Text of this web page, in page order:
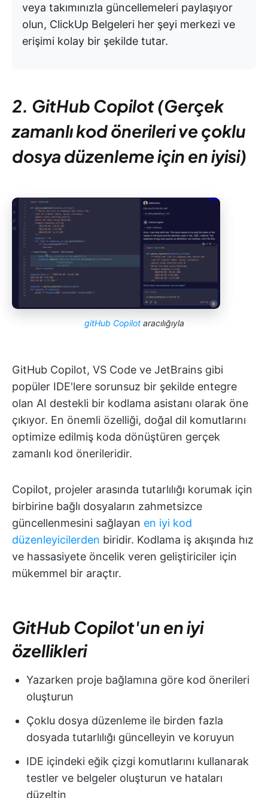
veya takımınızla güncellemeleri paylaşıyor
olun, ClickUp Belgeleri her şeyi merkezi ve
erişimi kolay bir şekilde tutar.
2. GitHub Copilot (Gerçek
zamanlı kod önerileri ve çoklu
dosya düzenleme için en iyisi)
gitHub Copilotaracılığıyla
GitHub Copilot, VS Code ve JetBrains gibi
popüler IDE'lere sorunsuz bir şekilde entegre
olan AI destekli bir kodlama asistanı olarak öne
çıkıyor. En önemli özelliği, doğal dil komutlarını
optimize edilmiş koda dönüştüren gerçek
zamanlı kod önerileridir.
Copilot, projeler arasında tutarlılığı korumak için
birbirine bağlı dosyaların zahmetsizce
güncellenmesini sağlayan en iyi kod
düzenleyicilerden biridir. Kodlama iş akışında hız
ve hassasiyete öncelik veren geliştiriciler için
mükemmel bir araçtır.
GitHub Copilot'un en iyi
özellikleri
Yazarken proje bağlamına göre kod önerileri
oluşturun
Çoklu dosya düzenleme ile birden fazla
dosyada tutarlılığı güncelleyin ve koruyun
IDE içindeki eğik çizgi komutlarını kullanarak
testler ve belgeler oluşturun ve hataları
düzeltin